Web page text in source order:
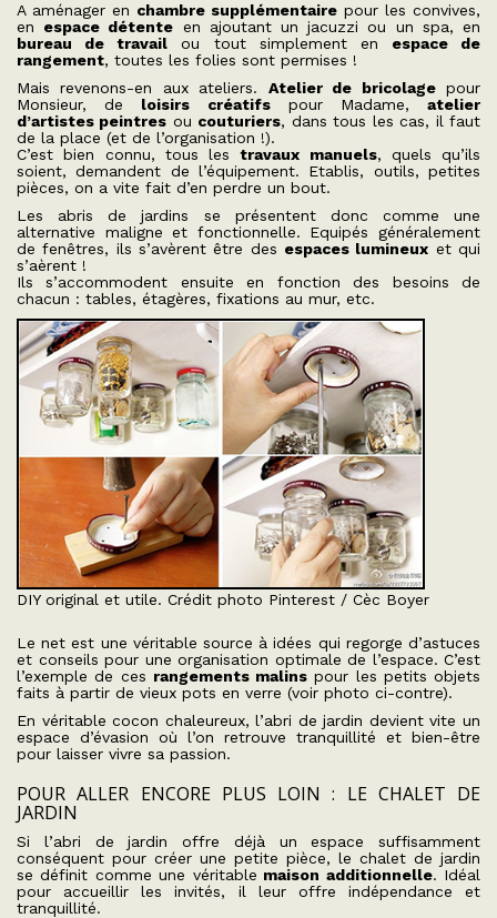
A aménager en chambre supplémentaire pour les convives,
en espace détente en ajoutant un jacuzzi ou un spa, en
bureau de travail ou tout simplement en espace de
rangement, toutes les folies sont permises !
Mais revenons-en aux ateliers. Atelier de bricolagepour
Monsieur, de loisirs créatifspour Madame,atelier
d’artistes peintres ou couturiers, dans tous les cas, il faut
de la place (et de l’organisation !).
C’est bien connu, tous lestravaux manuels, quels qu’ils
soient, demandent de l’équipement. Etablis, outils, petites
pièces, on a vite fait d’en perdre un bout.
Les abris de jardins se présentent donc comme une
alternative maligne et fonctionnelle. Equipés généralement
de fenêtres, ils s’avèrent être des espaces lumineux et qui
s’aèrent !
Ils s’accommodent ensuite en fonction des besoins de
chacun : tables, étagères, fixations au mur, etc.
DIY original et utile. Crédit photo Pinterest / Cèc Boyer
Le net est une véritable source à idées qui regorge d’astuces
et conseils pour une organisation optimale de l’espace. C’est
l’exemple de ces rangements malins pour les petits objets
faits à partir de vieux pots en verre (voir photo ci-contre).
En véritable cocon chaleureux, l’abri de jardin devient vite un
espace d’évasion où l’on retrouve tranquillité et bien-être
pour laisser vivre sa passion.
POUR ALLER ENCORE PLUS LOIN : LE CHALET DE
JARDIN
Si l’abri de jardin offre déjà un espace suffisamment
conséquent pour créer une petite pièce, le chalet de jardin
se définit comme une véritable maison additionnelle. Idéal
pour accueillir les invités, il leur offre indépendance et
tranquillité.